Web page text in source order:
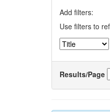
Add filters:
Use filters to
Results/Page